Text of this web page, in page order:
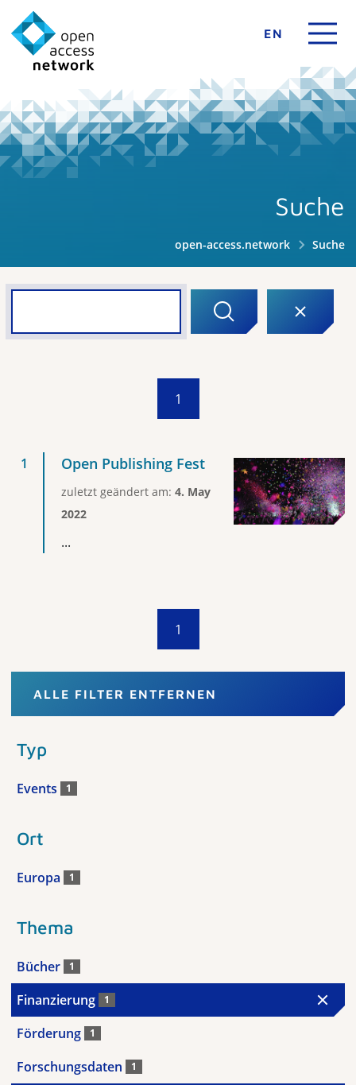
EN
Suche
open-access.network Suche
1
Open Publishing Fest
zuletzt geändert am: 4. May
2022
...
1
ALLE FILTER ENTFERNEN
Typ
Events 1
Ort
Europa 1
Thema
Bücher 1
Finanzierung 1
Förderung 1
Forschungsdaten 1